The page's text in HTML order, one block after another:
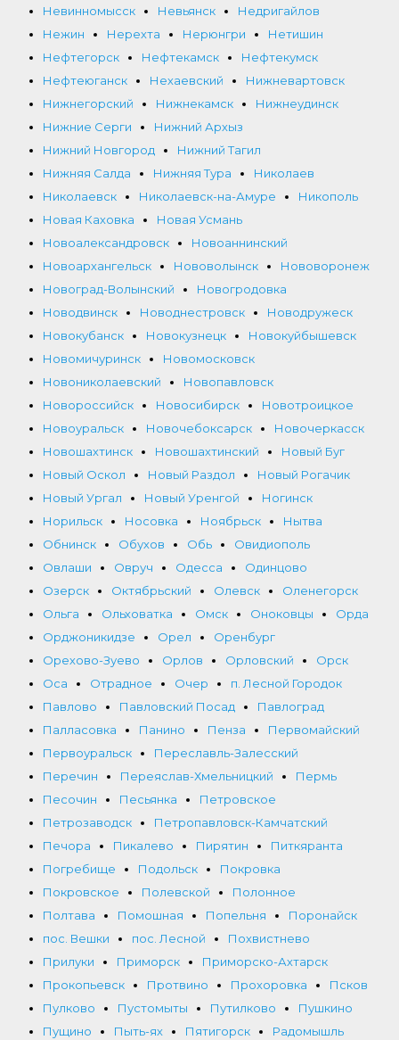
Невинномысск Невьянск
Недригайлов
Нежин
Нерехта Нерюнгри
Нетишин
Нефтегорск
Нефтекамск
Нефтекумск
Нефтеюганск
Нехаевский
Нижневартовск
Нижнегорский
Нижнекамск
Нижнеудинск
Нижние Серги
Нижний Архыз
Нижний Новгород
Нижний Тагил
Нижняя Салда
Нижняя Тура
Николаев
Николаевск
Николаевск-на-Амуре
Никополь
Новая Каховка
Новая Усмань
Новоалександровск
Новоаннинский
Новоархангельск
Нововолынск
Нововоронеж
Новоград-Волынский
Новогродовка
Новодвинск
Новоднестровск
Новодружеск
Новокубанск
Новокузнецк
Новокуйбышевск
Новомичуринск
Новомосковск
Новониколаевский
Новопавловск
Новороссийск
Новосибирск
Новотроицкое
Новоуральск
Новочебоксарск
Новочеркасск
Новошахтинск
Новошахтинский
Новый Буг
Новый Оскол
Новый Раздол
Новый Рогачик
Новый Ургал
Новый Уренгой
Ногинск
Норильск
Носовка Ноябрьск
Нытва
Обнинск
Обухов Обь
Овидиополь
Овлаши
Овруч Одесса
Одинцово
Озерск
Октябрьский Олевск
Оленегорск
Ольга
Ольховатка Омск Оноковцы
Орда
Орджоникидзе
Орел
Оренбург
Орехово-Зуево
Орлов Орловский
Орск
Оса
Отрадное Очер
п. Лесной Городок
Павлово
Павловский Посад
Павлоград
Палласовка
Панино Пенза
Первомайский
Первоуральск
Переславль-Залесский
Перечин
Переяслав-Хмельницкий
Пермь
Песочин
Песьянка
Петровское
Петрозаводск
Петропавловск-Камчатский
Печора
Пикалево Пирятин
Питкяранта
Погребище
Подольск
Покровка
Покровское
Полевской
Полонное
Полтава
Помошная Попельня
Поронайск
пос. Вешки
пос. Лесной
Похвистнево
Прилуки
Приморск
Приморско-Ахтарск
Прокопьевск
Протвино Прохоровка
Псков
Пулково
Пустомыты Путилково
Пушкино
Пущино
Пыть-ях Пятигорск
Радомышль